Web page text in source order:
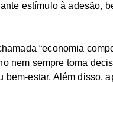
estímulo à adesão,
“economia
nem sempre toma
estar. Além disso,